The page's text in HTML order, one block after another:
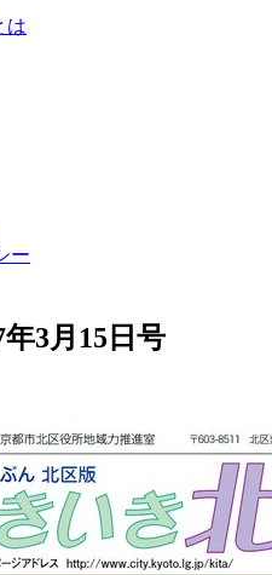
は
ー
3月15日号